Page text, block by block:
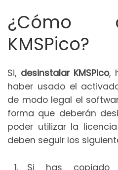
¿Cómo
KMSPico?
Si, desinstalar KMSPico,
haber usado el
de modo legal el
forma que deberán
poder utilizar la
deben seguir los
Si has copiado